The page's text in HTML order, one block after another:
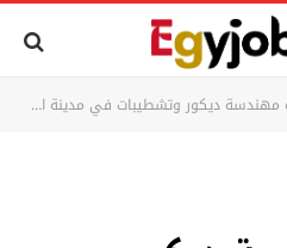
ديكور وتشطيبات في مدينة الشروق – براتب حتى 7000 جنيه